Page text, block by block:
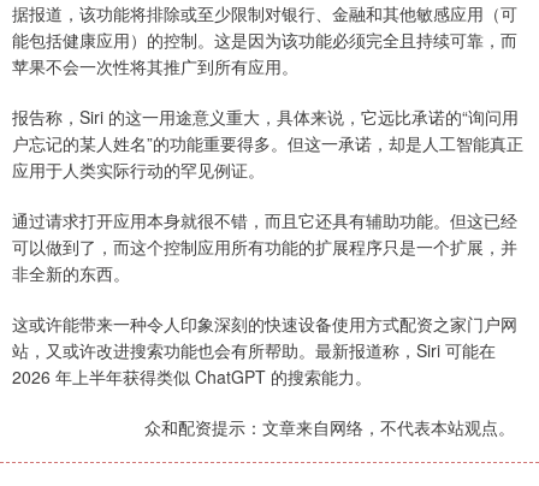
据报道，该功能将排除或至少限制对银行、金融和其他敏感应用（可
能包括健康应用）的控制。这是因为该功能必须完全且持续可靠，而
苹果不会一次性将其推广到所有应用。
报告称，Siri 的这一用途意义重大，具体来说，它远比承诺的“询问用
户忘记的某人姓名”的功能重要得多。但这一承诺，却是人工智能真正
应用于人类实际行动的罕见例证。
通过请求打开应用本身就很不错，而且它还具有辅助功能。但这已经
可以做到了，而这个控制应用所有功能的扩展程序只是一个扩展，并
非全新的东西。
这或许能带来一种令人印象深刻的快速设备使用方式配资之家门户网
站，又或许改进搜索功能也会有所帮助。最新报道称，Siri 可能在
2026 年上半年获得类似 ChatGPT 的搜索能力。
众和配资提示：文章来自网络，不代表本站观点。